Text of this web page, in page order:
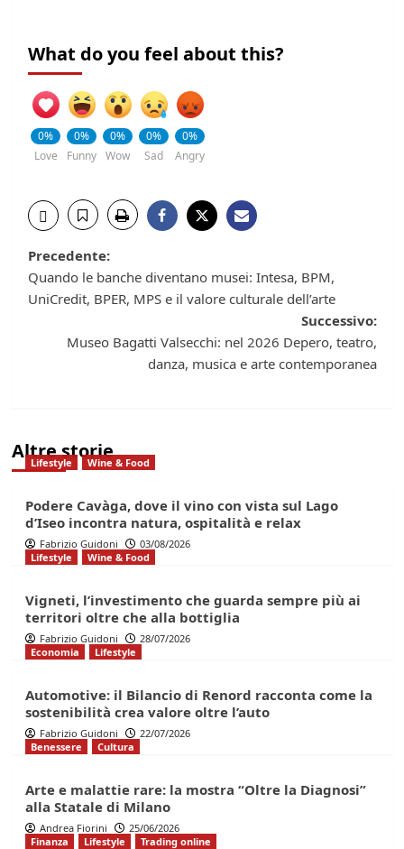
What do you feel about this?
0%
Love
0%
Funny
0%
Wow
0%
Sad
0%
Angry
Navigazione
articolo
Precedente:
Quando le banche diventano musei: Intesa, BPM,
UniCredit, BPER, MPS e il valore culturale dell’arte
Successivo:
Museo Bagatti Valsecchi: nel 2026 Depero, teatro,
danza, musica e arte contemporanea
Altre storie
Lifestyle Wine & Food
Podere Cavàga, dove il vino con vista sul Lago
d’Iseo incontra natura, ospitalità e relax
Fabrizio Guidoni
03/08/2026
Lifestyle
Wine & Food
Vigneti, l’investimento che guarda sempre più ai
territori oltre che alla bottiglia
Fabrizio Guidoni
28/07/2026
Economia
Lifestyle
Automotive: il Bilancio di Renord racconta come la
sostenibilità crea valore oltre l’auto
Fabrizio Guidoni
22/07/2026
Benessere
Cultura
Arte e malattie rare: la mostra “Oltre la Diagnosi”
alla Statale di Milano
Andrea Fiorini
25/06/2026
Finanza
Lifestyle Trading online